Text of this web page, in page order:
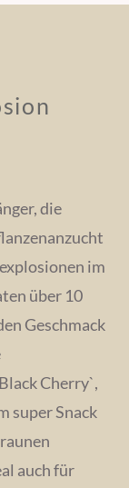
die
im
über 10
Geschmack
Cherry`,
super Snack
auch für